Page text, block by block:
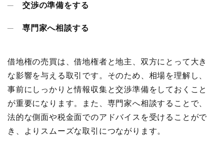
交渉の準備をする
専門家へ相談する
借地権の売買は、借地権者と地主、双方にとって大き
な影響を与える取引です。そのため、相場を理解し、
事前にしっかりと情報収集と交渉準備をしておくこと
が重要になります。また、専門家へ相談することで、
法的な側面や税金面でのアドバイスを受けることがで
き、よりスムーズな取引につながります。